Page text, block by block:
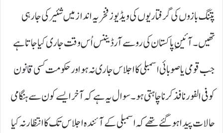
پتنگ بازوں کی گرفتاریوں کی ویڈیوز فخریہ انداز میں شئیر کی جارہی
تھیں۔ آئینِ پاکستان کی رو سے آرڈیننس اُس وقت جاری کیا جاتا ہے
جب قومی یا صوبائی اسمبلی کا اجلاس جاری نہ ہو اور حکومت کسی قانون
کو فی الفور نافذ کرنا چاہتی ہو۔ سوال یہ ہے کہ آخر ایسے کون سے ہنگامی
حالات پیدا ہو گئے تھے کہ اسمبلی کے آئندہ اجلاس تک کا انتظار نہ کیا